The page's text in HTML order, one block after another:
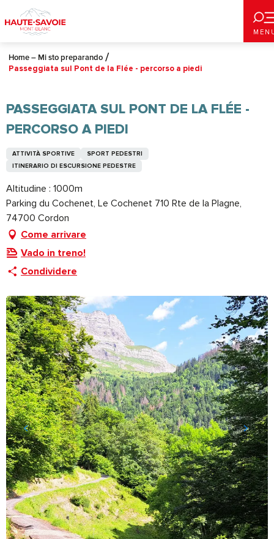
au
contenu
principal
Home – Mi sto preparando
Passeggiata sul Pont de la Flée - percorso a piedi
PASSEGGIATA SUL PONT DE LA FLÉE -
PERCORSO A PIEDI
ATTIVITÀ SPORTIVE
SPORT PEDESTRI
ITINERARIO DI ESCURSIONE PEDESTRE
Altitudine : 1000m
Parking du Cochenet, Le Cochenet 710 Rte de la Plagne,
74700 Cordon
Come arrivare
Vado in treno!
Condividere